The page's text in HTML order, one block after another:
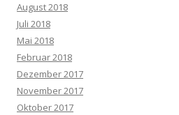
August 2018
Juli 2018
Mai 2018
Februar 2018
Dezember 2017
November 2017
Oktober 2017